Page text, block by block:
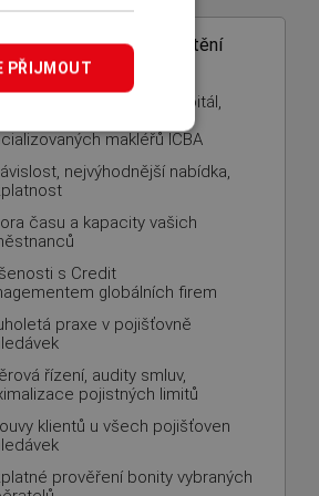
– specialista na pojištění
firma, 100% český kapitál,
z mezinárodní sítě
makléřů ICBA
nejvýhodnější nabídka,
času a kapacity vašich
s Credit
globálních firem
praxe v pojišťovně
řízení, audity smluv,
pojistných limitů
klientů u všech pojišťoven
prověření bonity vybraných
PŘIJMOUT